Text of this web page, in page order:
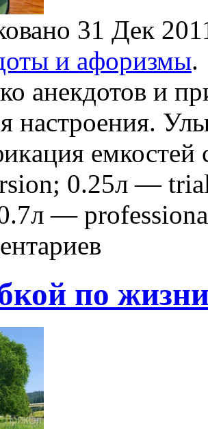
31 Дек
и афоризмы.
анекдотов и
настроения.
0.25л —
—
по